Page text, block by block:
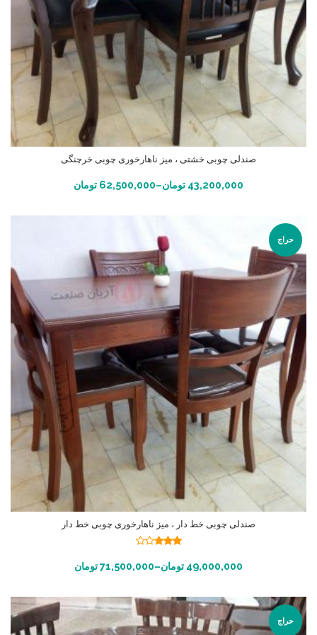
صندلی چوبی خشتی ، میز ناهارخوری چوبی خرچنگی
43,200,000 تومان–
62,500,000 تومان انتخاب گزینه ها
حراج
صندلی چوبی خط دار ، میز ناهارخوری چوبی خط دار
از 5
49,000,000 تومان–
71,500,000تومان انتخاب گزینه ها
حراج